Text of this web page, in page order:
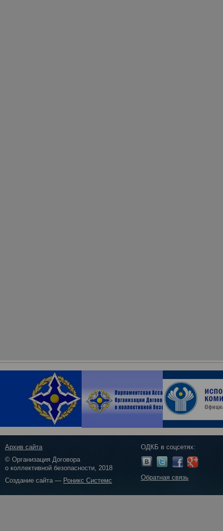
Архив сайта
© Организация Договора
о коллективной безопасности, 2018
Создание сайта — Роникс Системс
ОДКБ в соцсетях:
Обратная связь